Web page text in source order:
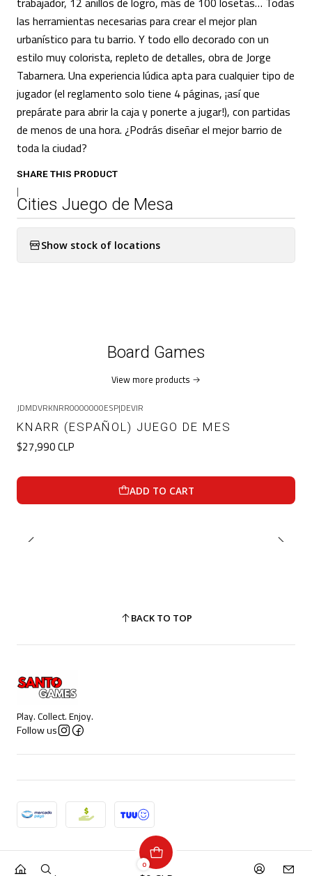
0
las herramientas necesarias para crear el mejor plan
urbanístico para tu barrio. Y todo ello decorado con un
estilo muy colorista, repleto de detalles, obra de Jorge
Tabarnera. Una experiencia lúdica apta para cualquier tipo de
jugador (el reglamento solo tiene 4 páginas, ¡así que
prepárate para abrir la caja y ponerte a jugar!), con partidas
de menos de una hora. ¿Podrás diseñar el mejor barrio de
toda la ciudad?
SHARE THIS PRODUCT
|
Cities Juego de Mesa
Show stock of locations
Board Games
View more products
JDMDVRKNRR0000000ESP|DEVIR
KNARR (ESPAÑOL) JUEGO DE MES
$27,990 CLP
ADD TO CART
BACK TO TOP
Play. Collect. Enjoy.
Follow us
2026 Santo Games.
All Rights Reserved.
Powered by Jumpseller